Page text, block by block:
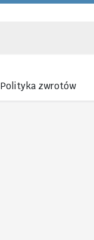
Polityka zwrotów